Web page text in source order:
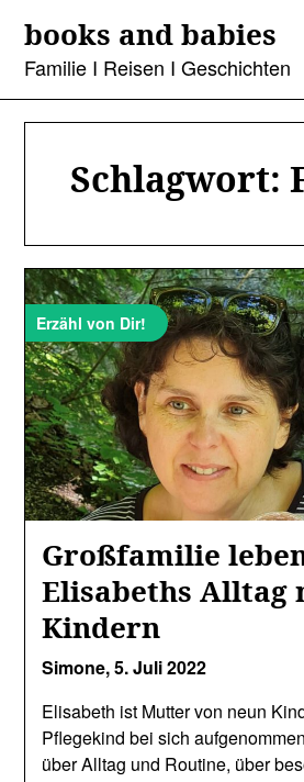
content
books and babies
Familie I Reisen I Geschichten
Schlagwort:
Erzähl von Dir!
Großfamilie
Elisabeths Alltag
Kindern
Simone,5. Juli 2022
Elisabeth ist Mutter von neun
Pflegekind bei sich
über Alltag und Routine, über